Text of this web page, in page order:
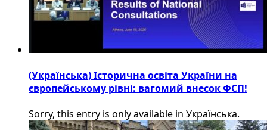
(Українська) Історична освіта України на
європейському рівні: вагомий внесок ФСП!
Sorry, this entry is only available in Українська.